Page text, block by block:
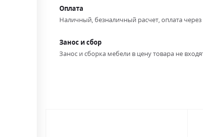
Оплата
Наличный, безналичный расчет, оплата
Занос и сбор
Занос и сборка мебели в цену товара не